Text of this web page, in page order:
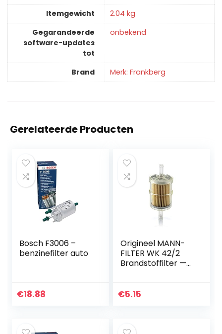
Itemgewicht
‎2.04 kg
Gegarandeerde
software-updates
tot
‎onbekend
Brand Merk: Frankberg
Gerelateerde Producten
Bosch F3006 –
benzinefilter auto
€18.88
Origineel MANN-
FILTER WK 42/2
Brandstoffilter —
€5.15